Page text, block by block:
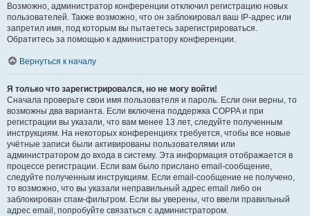
Возможно, администратор конференции отключил регистрацию новых
пользователей. Также возможно, что он заблокировал ваш IP-адрес или
запретил имя, под которым вы пытаетесь зарегистрироваться.
Обратитесь за помощью к администратору конференции.
Вернуться к началу
Я только что зарегистрировался, но не могу войти!
Сначала проверьте свои имя пользователя и пароль. Если они верны, то
возможны два варианта. Если включена поддержка COPPA и при
регистрации вы указали, что вам менее 13 лет, следуйте полученным
инструкциям. На некоторых конференциях требуется, чтобы все новые
учётные записи были активированы пользователями или
администратором до входа в систему. Эта информация отображается в
процессе регистрации. Если вам было прислано email-сообщение,
следуйте полученным инструкциям. Если email-сообщение не получено,
то возможно, что вы указали неправильный адрес email либо он
заблокирован спам-фильтром. Если вы уверены, что ввели правильный
адрес email, попробуйте связаться с администратором.